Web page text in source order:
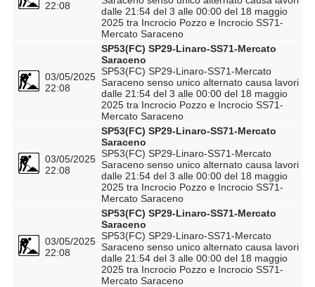
22:08
dalle 21:54 del 3 alle 00:00 del 18 maggio
2025 tra Incrocio Pozzo e Incrocio SS71-
Mercato Saraceno
03/05/2025
22:08
SP53(FC) SP29-Linaro-SS71-Mercato
Saraceno
SP53(FC) SP29-Linaro-SS71-Mercato
Saraceno senso unico alternato causa lavori
dalle 21:54 del 3 alle 00:00 del 18 maggio
2025 tra Incrocio Pozzo e Incrocio SS71-
Mercato Saraceno
03/05/2025
22:08
SP53(FC) SP29-Linaro-SS71-Mercato
Saraceno
SP53(FC) SP29-Linaro-SS71-Mercato
Saraceno senso unico alternato causa lavori
dalle 21:54 del 3 alle 00:00 del 18 maggio
2025 tra Incrocio Pozzo e Incrocio SS71-
Mercato Saraceno
03/05/2025
22:08
SP53(FC) SP29-Linaro-SS71-Mercato
Saraceno
SP53(FC) SP29-Linaro-SS71-Mercato
Saraceno senso unico alternato causa lavori
dalle 21:54 del 3 alle 00:00 del 18 maggio
2025 tra Incrocio Pozzo e Incrocio SS71-
Mercato Saraceno